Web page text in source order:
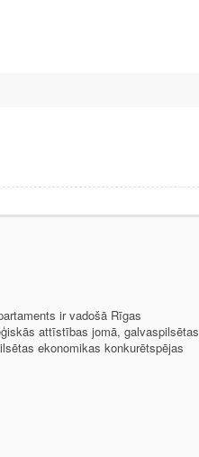
ir vadošā Rīgas
attīstības jomā, galvaspilsētas
ekonomikas konkurētspējas